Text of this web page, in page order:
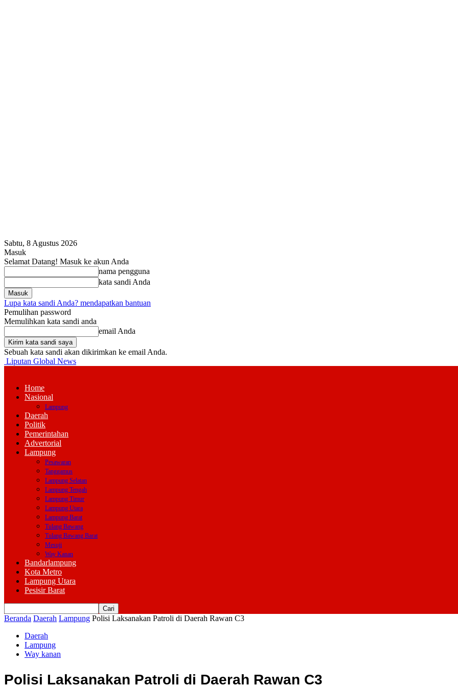
Sabtu, 8 Agustus 2026
Masuk
Selamat Datang! Masuk ke akun Anda
nama pengguna
kata sandi Anda
Lupa kata sandi Anda? mendapatkan bantuan
Pemulihan password
Memulihkan kata sandi anda
email Anda
Sebuah kata sandi akan dikirimkan ke email Anda.
Liputan Global News
Home
Nasional
Lampung
Daerah
Politik
Pemerintahan
Advertorial
Lampung
Pesawaran
Tanggamus
Lampung Selatan
Lampung Tengah
Lampung Timur
Lampung Utara
Lampung Barat
Tulang Bawang
Tulang Bawang Barat
Mesuji
Way Kanan
Bandarlampung
Kota Metro
Lampung Utara
Pesisir Barat
Beranda Daerah Lampung Polisi Laksanakan Patroli di Daerah Rawan C3
Daerah
Lampung
Way kanan
Polisi Laksanakan Patroli di Daerah Rawan C3